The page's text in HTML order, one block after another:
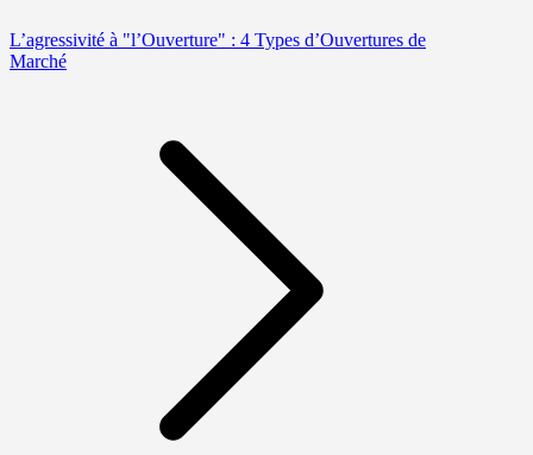
L’agressivité à "l’Ouverture" : 4 Types d’Ouvertures de
Marché